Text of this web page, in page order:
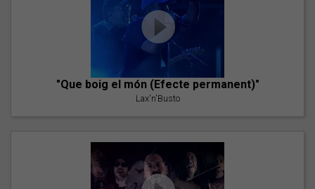
"Que boig el món (Efecte permanent)"
Lax'n'Busto